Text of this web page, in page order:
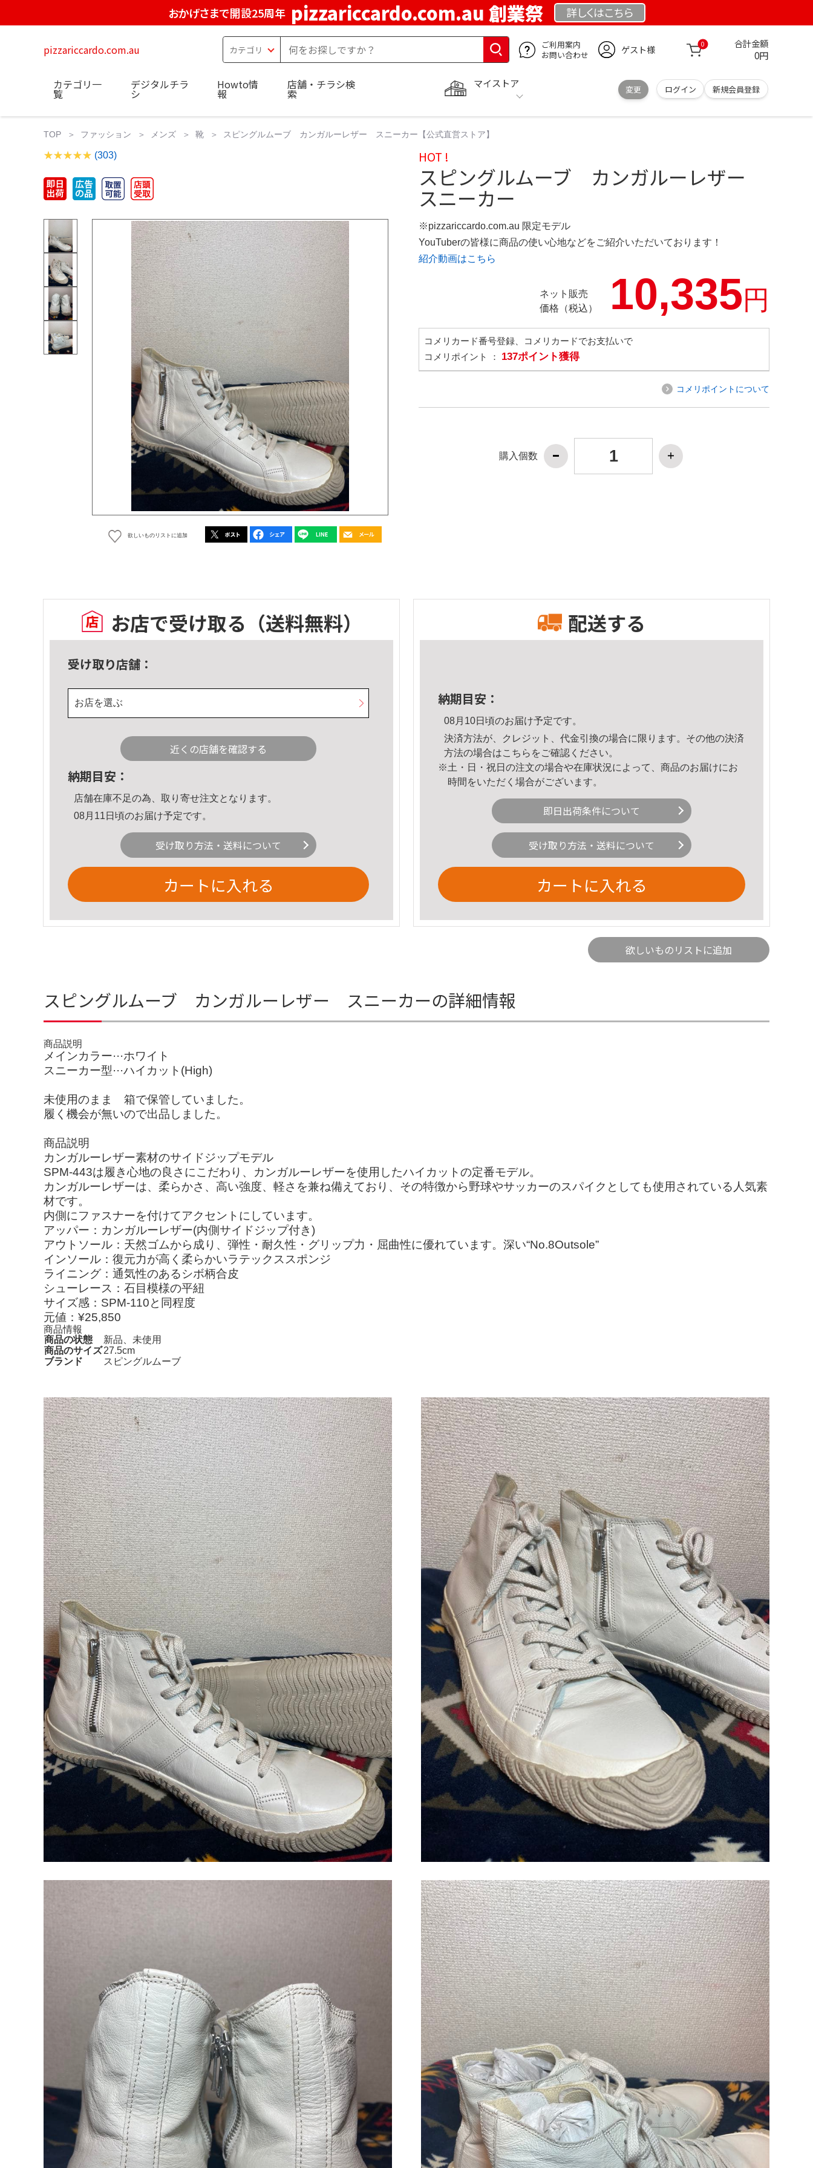
おかげさまで開設25周年 pizzariccardo.com.au 創業祭 詳しくはこちら
pizzariccardo.com.au
ご利用案内
お問い合わせ
ゲスト様 0 合計金額
0円
マイストア
変更 ログイン 新規会員登録
カテゴリ一
覧
デジタルチラ
シ
Howto情
報
店舗・チラシ検
索
TOP ファッション メンズ 靴 スピングルムーブ カンガルーレザー スニーカー【公式直営ストア】
(303)
欲しいものリストに追加
HOT !
スピングルムーブ カンガルーレザー
スニーカー
※pizzariccardo.com.au 限定モデル
YouTuberの皆様に商品の使い心地などをご紹介いただいております！
紹介動画はこちら
ネット販売
価格（税込）
10,335円
コメリカード番号登録、コメリカードでお支払いで
コメリポイント ： 137ポイント獲得
コメリポイントについて
購入個数
お店で受け取る （送料無料）
受け取り店舗：
お店を選ぶ
近くの店舗を確認する
納期目安：
店舗在庫不足の為、取り寄せ注文となります。
08月11日頃のお届け予定です。
受け取り方法・送料について
カートに入れる
配送する
納期目安：
08月10日頃のお届け予定です。
決済方法が、クレジット、代金引換の場合に限ります。その他の決済
方法の場合はこちら をご確認ください。
※土・日・祝日の注文の場合や在庫状況によって、商品のお届けにお
時間をいただく場合がございます。
即日出荷条件について
受け取り方法・送料について
カートに入れる
欲しいものリストに追加
スピングルムーブ カンガルーレザー スニーカーの詳細情報
商品説明
メインカラー···ホワイト
スニーカー型···ハイカット(High)
未使用のまま 箱で保管していました。
履く機会が無いので出品しました。
商品説明
カンガルーレザー素材のサイドジップモデル
SPM-443は履き心地の良さにこだわり、カンガルーレザーを使用したハイカットの定番モデル。
カンガルーレザーは、柔らかさ、高い強度、軽さを兼ね備えており、その特徴から野球やサッカーのスパイクとしても使用されている人気素
材です。
内側にファスナーを付けてアクセントにしています。
アッパー：カンガルーレザー(内側サイドジップ付き)
アウトソール：天然ゴムから成り、弾性・耐久性・グリップ力・屈曲性に優れています。深い“No.8Outsole”
インソール：復元力が高く柔らかいラテックススポンジ
ライニング：通気性のあるシボ柄合皮
シューレース：石目模様の平紐
サイズ感：SPM-110と同程度
元値：¥25,850
商品情報
商品の状態
新品、未使用
商品のサイズ27.5cm
ブランド
スピングルムーブ